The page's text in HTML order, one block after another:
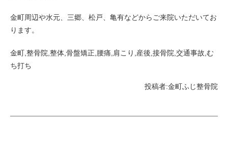
金町周辺や水元、三郷、松戸、亀有などからご来院いただいてお
ります。
金町,整骨院,整体,骨盤矯正,腰痛,肩こり,産後,接骨院,交通事故,む
ち打ち
投稿者:金町ふじ整骨院